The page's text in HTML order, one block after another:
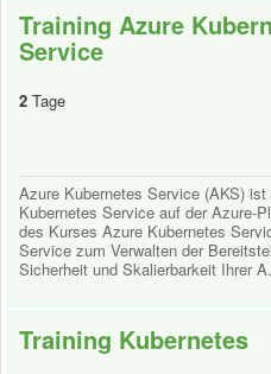
Training Azure
Service
2 Tage
Azure Kubernetes Service (AKS)
Kubernetes Service auf der Azure-
des Kurses Azure Kubernetes
Service zum Verwalten der
Sicherheit und Skalierbarkeit Ihrer
Training Kubernetes